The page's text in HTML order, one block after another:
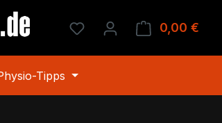
Du hast 0 Produkte auf
0,00 €
Tipps